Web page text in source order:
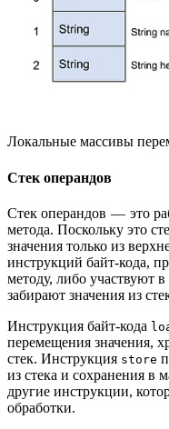
Локальные массивы
Стек операндов
Стек операндов — это
метода. Поскольку это
значения только из
инструкций байт-кода,
методу, либо участвуют
забирают значения из
Инструкция байт-кода
перемещения значения,
стек. Инструкция store
из стека и сохранения в
другие инструкции,
обработки.